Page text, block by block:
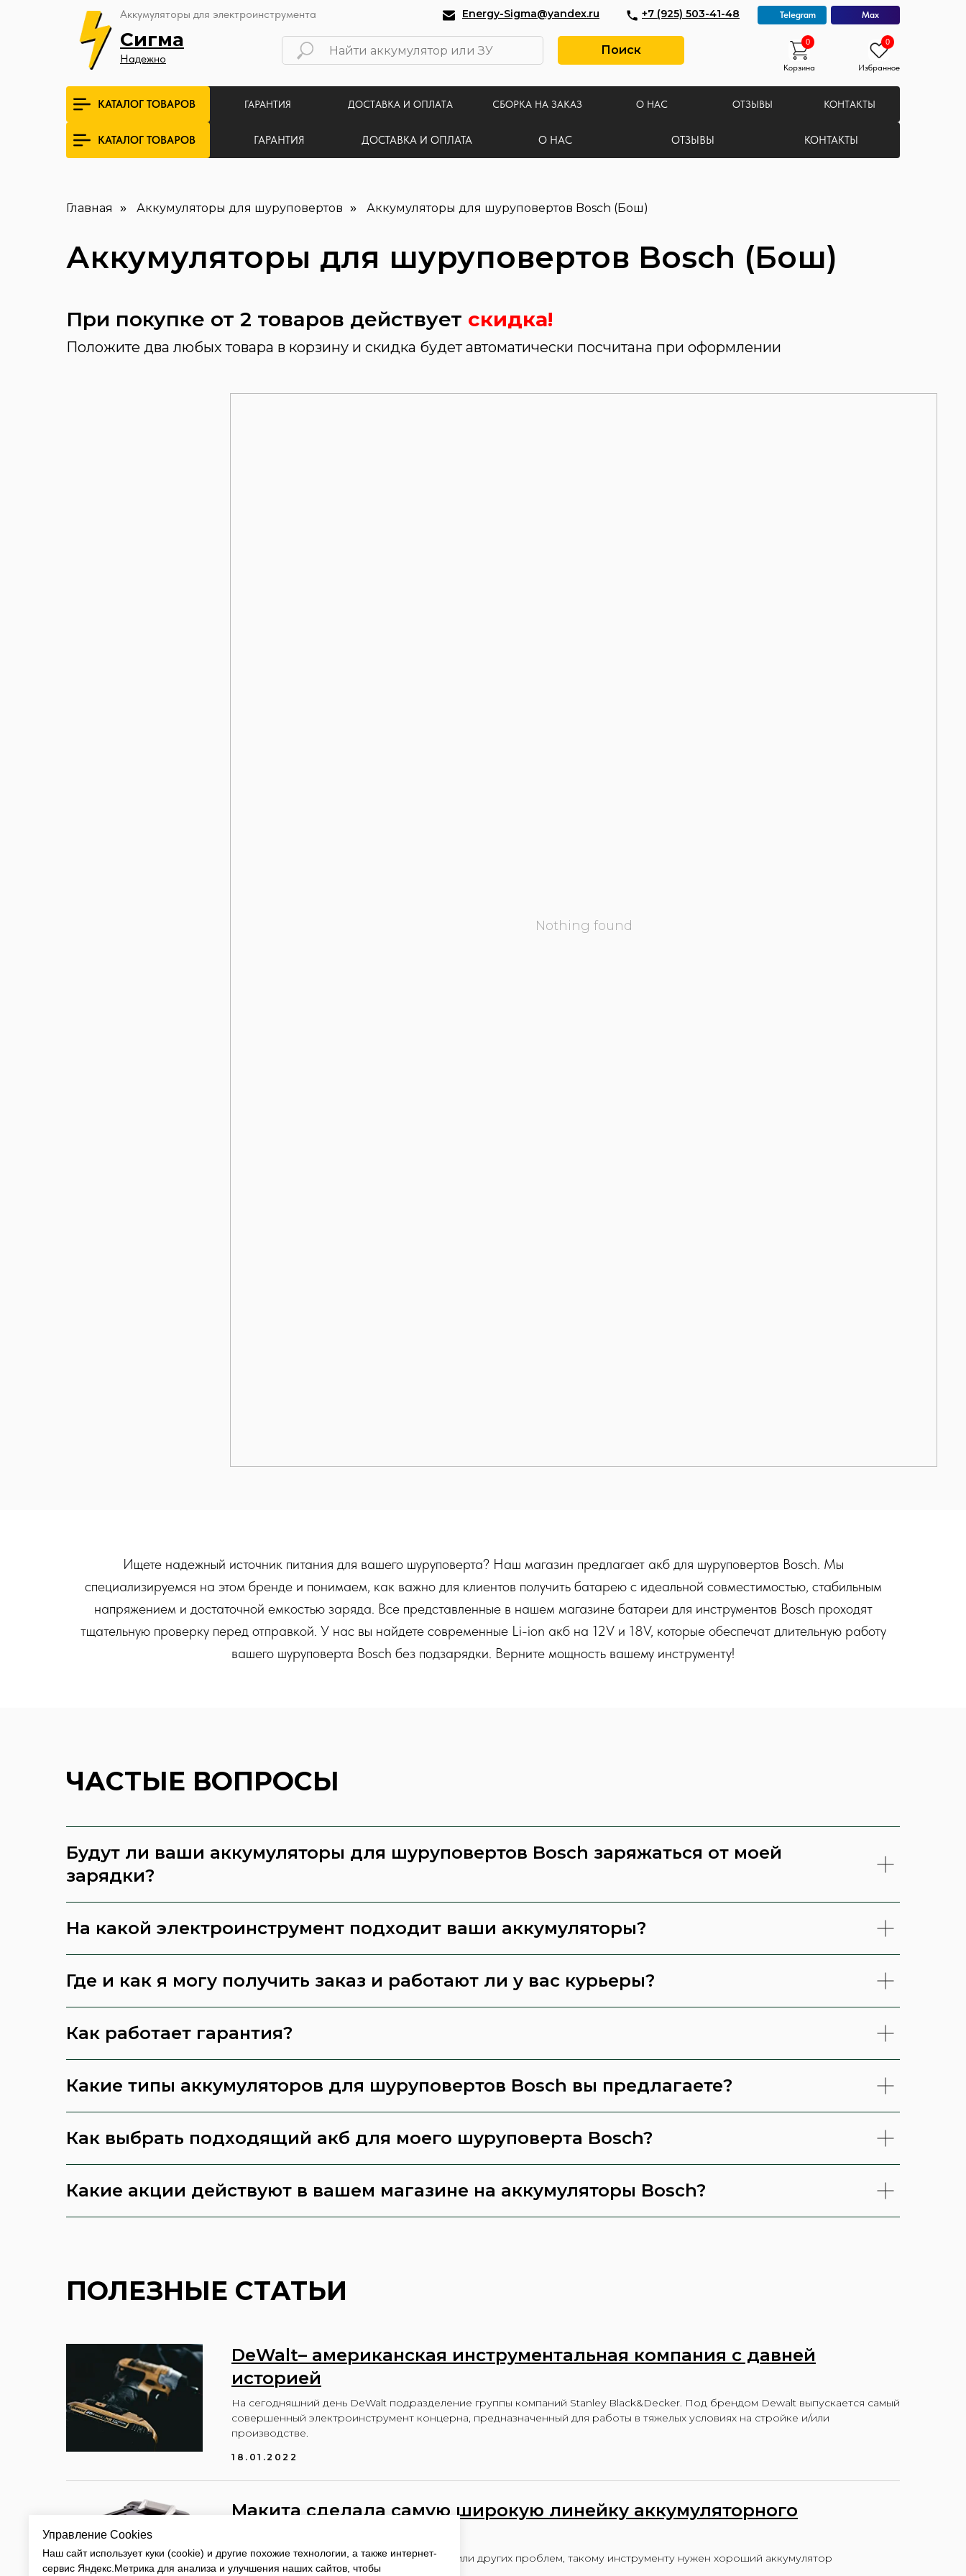
Избранное
0
Корзина
Сигма
Надежно
0
Аккумуляторы для электроинструмента Telegram Max
Energy-Sigma@yandex.ru +7 (925) 503-41-48
Поиск
КАТАЛОГ ТОВАРОВ ГАРАНТИЯ ДОСТАВКА И ОПЛАТА СБОРКА НА ЗАКАЗ О НАС ОТЗЫВЫ КОНТАКТЫ
КАТАЛОГ ТОВАРОВ ГАРАНТИЯ ДОСТАВКА И ОПЛАТА О НАС ОТЗЫВЫ КОНТАКТЫ
Главная » Аккумуляторы для шуруповертов » Аккумуляторы для шуруповертов Bosch (Бош)
Аккумуляторы для шуруповертов Bosch (Бош)
При покупке от 2 товаров действует скидка!
Положите два любых товара в корзину и скидка будет автоматически посчитана при оформлении
Nothing found
Ищете надежный источник питания для вашего шуруповерта? Наш магазин предлагает акб для шуруповертов Bosch. Мы
специализируемся на этом бренде и понимаем, как важно для клиентов получить батарею с идеальной совместимостью, стабильным
напряжением и достаточной емкостью заряда. Все представленные в нашем магазине батареи для инструментов Bosch проходят
тщательную проверку перед отправкой. У нас вы найдете современные Li-ion акб на 12V и 18V, которые обеспечат длительную работу
вашего шуруповерта Bosch без подзарядки. Верните мощность вашему инструменту!
ЧАСТЫЕ ВОПРОСЫ
Будут ли ваши аккумуляторы для шуруповертов Bosch заряжаться от моей
зарядки?
На какой электроинструмент подходит ваши аккумуляторы?
Где и как я могу получить заказ и работают ли у вас курьеры?
Как работает гарантия?
Какие типы аккумуляторов для шуруповертов Bosch вы предлагаете?
Как выбрать подходящий акб для моего шуруповерта Bosch?
Какие акции действуют в вашем магазине на аккумуляторы Bosch?
ПОЛЕЗНЫЕ СТАТЬИ
DeWalt– американская инструментальная компания с давней
историей
На сегодняшний день DeWalt подразделение группы компаний Stanley Black&Decker. Под брендом Dewalt выпускается самый
совершенный электроинструмент концерна, предназначенный для работы в тяжелых условиях на стройке и/или
производстве.
18.01.2022
Макита сделала самую широкую линейку аккумуляторного
Что бы работать без снижения мощности или других проблем, такому инструменту нужен хороший аккумулятор
Управление Cookies
Наш сайт использует куки (cookie) и другие похожие технологии, а также интернет-
сервис Яндекс.Метрика для анализа и улучшения наших сайтов, чтобы